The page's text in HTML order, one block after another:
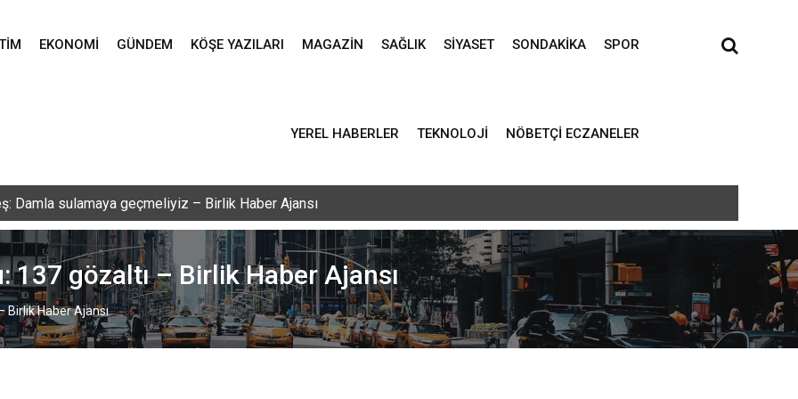
EKONOMI GÜNDEM KÖŞE YAZILARI MAGAZIN SAĞLIK SIYASET SONDAKIKA SPOR
YEREL HABERLER TEKNOLOJI NÖBETÇI ECZANELER
i Nebi programı düzenlendi – Birlik Haber Ajansı
gözaltı – Birlik Haber Ajansı
Birlik Haber Ajansı